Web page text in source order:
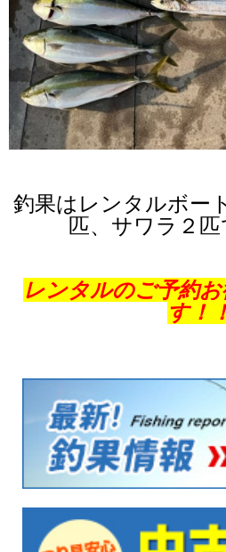
釣果はレンタルボー
匹、サワラ２匹
レンタルのご予約
す！